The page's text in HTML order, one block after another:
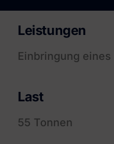
Leistungen
Einbringung
Last
55 Tonnen